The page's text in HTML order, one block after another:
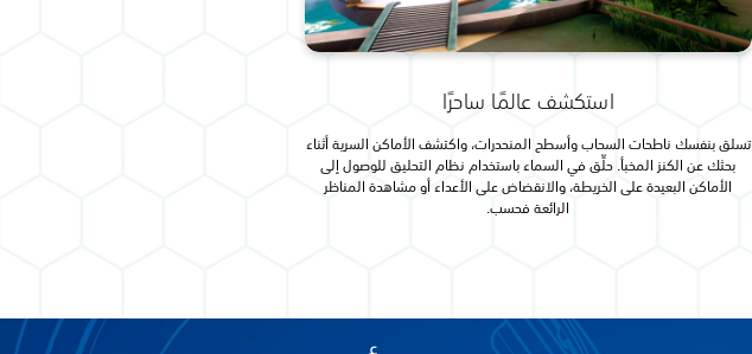
استكشف عالمًا ساحرًا
تسلق بنفسك ناطحات السحاب وأسطح المنحدرات، واكتشف الأماكن السرية أثناء
بحثك عن الكنز المخبأ. حلِّق في السماء باستخدام نظام التحليق للوصول إلى
الأماكن البعيدة على الخريطة، والانقضاض على الأعداء أو مشاهدة المناظر
الرائعة فحسب.